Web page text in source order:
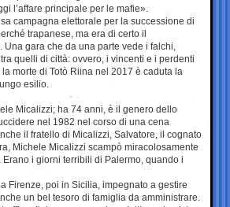
l’affare principale per le mafie».
campagna elettorale per la successione di
trapanese, ma era di certo il
gara che da una parte vede i falchi,
quelli di città: ovvero, i vincenti e i perdenti
morte di Totò Riina nel 2017 è caduta la
esilio.
Micalizzi; ha 74 anni, è il genero dello
nel 1982 nel corso di una cena
il fratello di Micalizzi, Salvatore, il cognato
Michele Micalizzi scampò miracolosamente
i giorni terribili di Palermo, quando i
Firenze, poi in Sicilia, impegnato a gestire
un bel tesoro di famiglia da amministrare.